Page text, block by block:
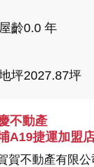
齡0.0 年
坪2027.87坪
不動產
A19捷運加盟
賀不動產有限公